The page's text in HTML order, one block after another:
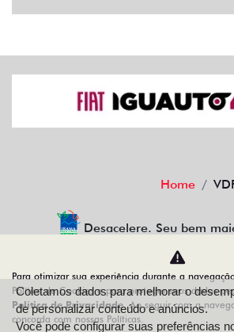
Home
Desacelere. Seu bem
IGUAUTO VEICULOS E PEÇAS LTDA
10.498.152/0001-10
Para otimizar sua experiência durante a
Política de Cookies e para proteger seus dados
Política de Privacidade. Ao seguir com a
concorda com nossas Políticas.
Coletamos dados para melhorar o
de personalizar conteúdo e anúncios.
Você pode configurar suas preferências